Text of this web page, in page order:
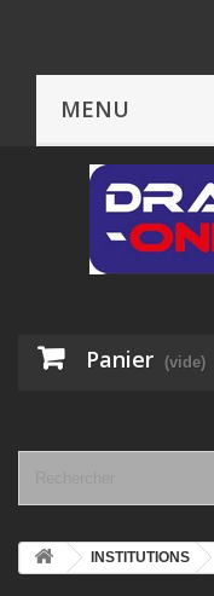
MENU
Panier (vide)
INSTITUTIONS